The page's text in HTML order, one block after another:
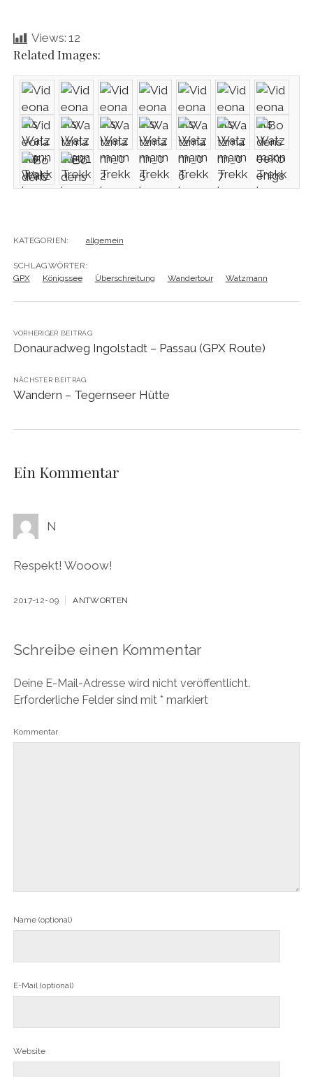
Views: 12
Related Images:
KATEGORIEN: allgemein
SCHLAGWÖRTER:
GPX
Königssee Überschreitung Wandertour Watzmann
VORHERIGER BEITRAG
Donauradweg Ingolstadt – Passau (GPX Route)
NÄCHSTER BEITRAG
Wandern – Tegernseer Hütte
Ein Kommentar
N
Respekt! Wooow!
2017-12-09 ANTWORTEN
Schreibe einen Kommentar
Deine E-Mail-Adresse wird nicht veröffentlicht.
Erforderliche Felder sind mit * markiert
Kommentar
Name (optional)
E-Mail (optional)
Website